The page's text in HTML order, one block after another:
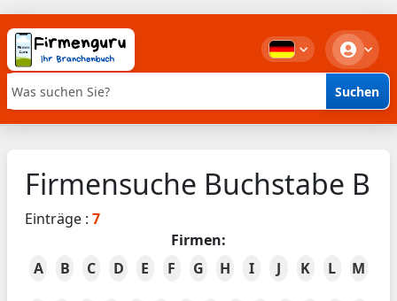
Stichwortsuche Suchen
Firmensuche Buchstabe B
Einträge : 7
Firmen:
A
B C D E F G H I J K L M